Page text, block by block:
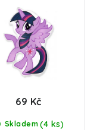
Skladem (4 ks)
69 Kč